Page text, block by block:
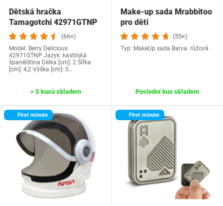
Dětská hračka
Tamagotchi 42971GTNP
(66×)
Model: ‎Berry Delicious
42971GTNP Jazyk:‎ kastilská
španělština Délka [cm]: 2 Šířka
[cm]: 4,2 Výška [cm]: 5…
> 5 kusů skladem
Make-up sada Mrabbitoo
pro děti
(55×)
Typ: MakeUp sada Barva: růžová
Poslední kus skladem
First minute First minute